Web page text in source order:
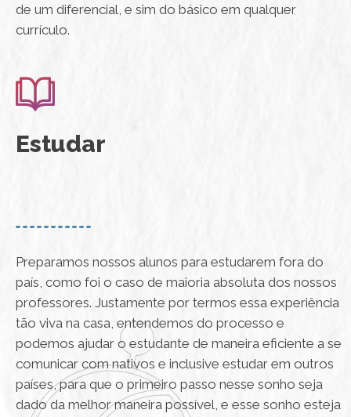
de um diferencial, e sim do básico em qualquer
currículo.
Estudar
Preparamos nossos alunos para estudarem fora do
país, como foi o caso de maioria absoluta dos nossos
professores. Justamente por termos essa experiência
tão viva na casa, entendemos do processo e
podemos ajudar o estudante de maneira eficiente a se
comunicar com nativos e inclusive estudar em outros
países, para que o primeiro passo nesse sonho seja
dado da melhor maneira possível, e esse sonho esteja